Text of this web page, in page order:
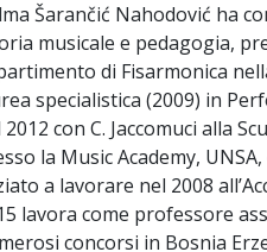
Šarančić Nahodović ha
musicale e pedagogia,
di Fisarmonica
specialistica (2009) in
2012 con C. Jaccomuci alla
la Music Academy,
a lavorare nel 2008
lavora come professore
concorsi in Bosnia